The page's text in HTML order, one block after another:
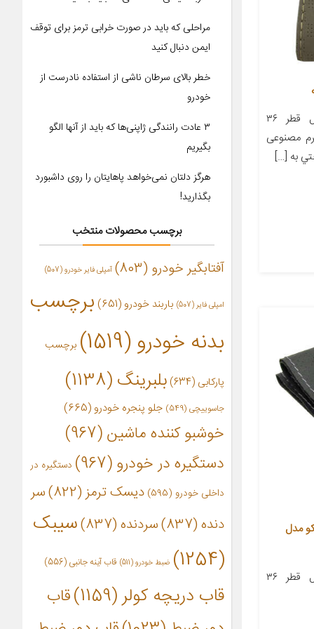
معرفی محصول جزئیات محصول قطر ۳۶
چرم مصنوعی
به […]
درجه 1 پاسیکو مدل
معرفی محصول جزئیات محصول قطر ۳۶
مراحلی که باید در صورت خرابی ترمز برای توقف
ایمن دنبال کنید
خطر بالای سرطان ناشی از استفاده نادرست از
خودرو
۳ عادت رانندگی ژاپنی‌ها که باید از آنها الگو
بگیریم
هرگز دلتان نمی‌خواهد پاهایتان را روی داشبورد
بگذارید!
برچسب محصولات منتخب
آفتابگیر خودرو (803) آمپلی فایر خودرو(507)
امپلی فایر (507) باربند خودرو(651)
برچسب
بدنه خودرو(1519) برچسب
پارکابی (634) بلبرینگ(1138)
جاسوییچی (549) جلو پنجره خودرو (665)
خوشبو کننده ماشین(967)
دستگیره در خودرو(967)
دستگیره در
داخلی خودرو (595) دیسک ترمز(822)
سر
دنده(837) سردنده(837)
سیبک
(1254)
ضبط خودرو(511) قاب آینه جانبی (556)
قاب دریچه کولر(1159)
قاب